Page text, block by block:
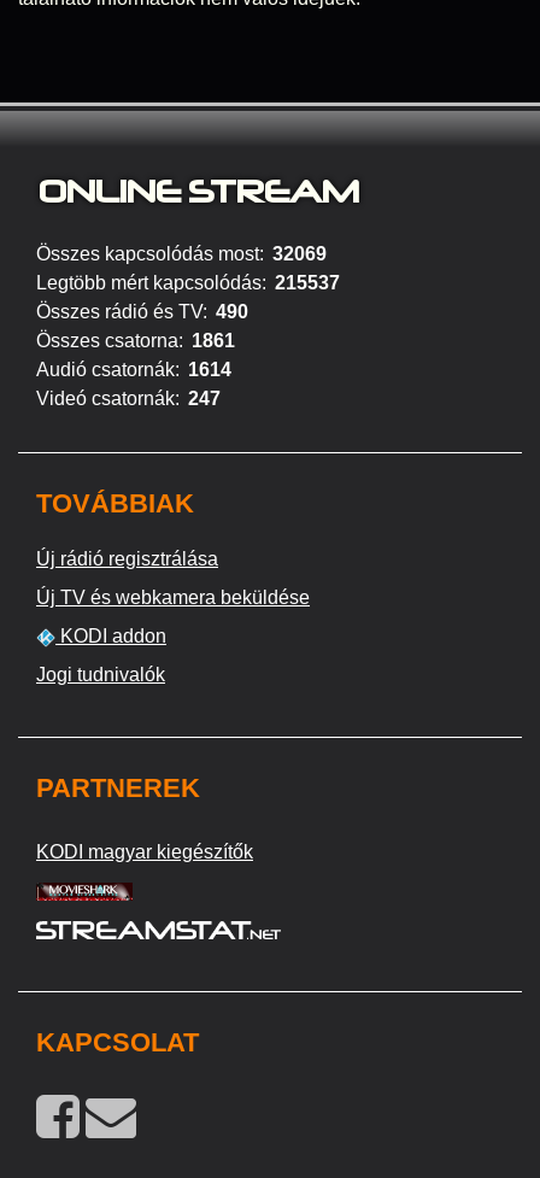
ONLINE STREAM
Összes kapcsolódás most: 32069
Legtöbb mért kapcsolódás: 215537
Összes rádió és TV: 490
Összes csatorna: 1861
Audió csatornák: 1614
Videó csatornák: 247
TOVÁBBIAK
Új rádió regisztrálása
Új TV és webkamera beküldése
KODI addon
Jogi tudnivalók
PARTNEREK
KODI magyar kiegészítők
KAPCSOLAT